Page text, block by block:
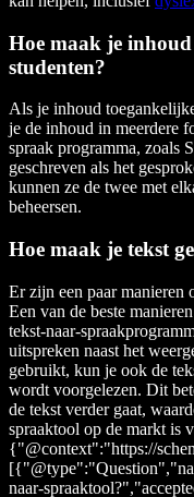
Hoe maak je
studenten?
Als je inhoud
je de inhoud in meerdere
spraak programma, zoals
geschreven als het
kunnen ze de twee met
beheersen.
Hoe maak je tekst
Er zijn een paar manieren
Een van de beste
tekst-naar-
uitspreken naast het
gebruikt, kun je ook de
wordt voorgelezen. Dit
de tekst verder gaat,
spraaktool op de markt is
{"@context":"https://
naar-